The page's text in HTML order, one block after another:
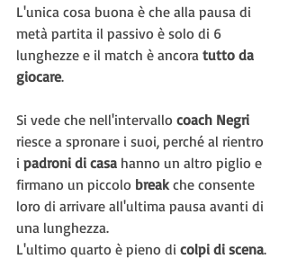
L'unica cosa buona è che alla pausa di
metà partita il passivo è solo di 6
lunghezze e il match è ancora tutto da
giocare.
Si vede che nell'intervallo coach Negri
riesce a spronare i suoi, perché al rientro
i padroni di casa hanno un altro piglio e
firmano un piccolo break che consente
loro di arrivare all'ultima pausa avanti di
una lunghezza.
L'ultimo quarto è pieno di colpi di scena.